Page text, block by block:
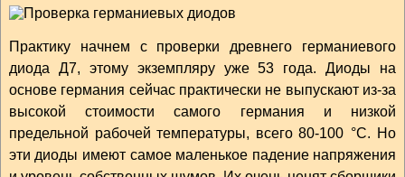
Практику начнем с проверки древнего германиевого
диода Д7, этому экземпляру уже 53 года. Диоды на
основе германия сейчас практически не выпускают из-за
высокой стоимости самого германия и низкой
предельной рабочей температуры, всего 80-100 °С. Но
эти диоды имеют самое маленькое падение напряжения